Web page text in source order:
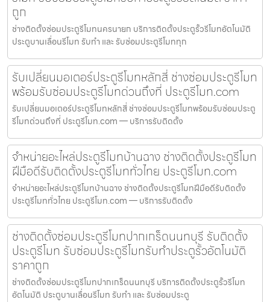
ถูก
ช่างติดตั้งซ่อมประตูรีโมทนครนายก บริการติดตั้งประตูรั้วรีโมทอัตโนมัติ
ประตูบานเลื่อนรีโมท รับทำ และ รับซ่อมประตูรีโมททุก
รับเปลี่ยนมอเตอร์ประตูรีโมทหลักสี่ ช่างซ่อมประตูรีโมท
พร้อมรับซ่อมประตูรีโมทด่วนถึงที่ ประตูรีโมท.com
รับเปลี่ยนมอเตอร์ประตูรีโมทหลักสี่ ช่างซ่อมประตูรีโมทพร้อมรับซ่อมประตู
รีโมทด่วนถึงที่ ประตูรีโมท.com — บริการรับติดตั้ง
จำหน่ายอะไหล่ประตูรีโมทบ้านฉาง ช่างติดตั้งประตูรีโมท
ฝีมือดีรับติดตั้งประตูรีโมททั่วไทย ประตูรีโมท.com
จำหน่ายอะไหล่ประตูรีโมทบ้านฉาง ช่างติดตั้งประตูรีโมทฝีมือดีรับติดตั้ง
ประตูรีโมททั่วไทย ประตูรีโมท.com — บริการรับติดตั้ง
ช่างติดตั้งซ่อมประตูรีโมทปากเกร็ดนนทบุรี รับติดตั้ง
ประตูรีโมท รับซ่อมประตูรีโมทรับทำประตูรั้วอัตโนมัติ
ราคาถูก
ช่างติดตั้งซ่อมประตูรีโมทปากเกร็ดนนทบุรี บริการติดตั้งประตูรั้วรีโมท
อัตโนมัติ ประตูบานเลื่อนรีโมท รับทำ และ รับซ่อมประตู